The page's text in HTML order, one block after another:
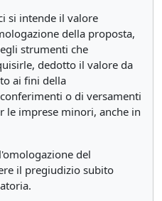
si intende il valore
della proposta,
strumenti che
dedotto il valore da
ai fini della
o di versamenti
le imprese minori, anche in
del
il pregiudizio subito